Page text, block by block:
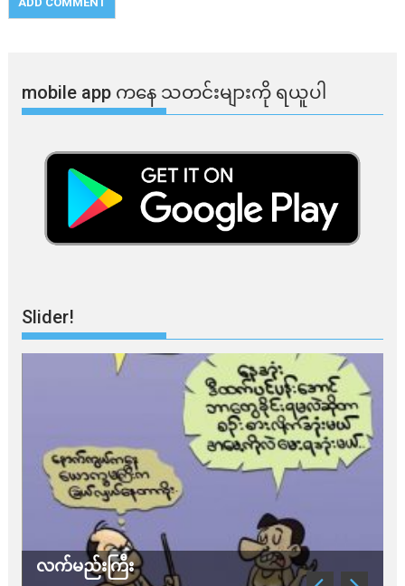
mobile app ​​ကနေ ​​သတင်းများကို ရယူပါ
Slider!
လက်မည်းကြီး